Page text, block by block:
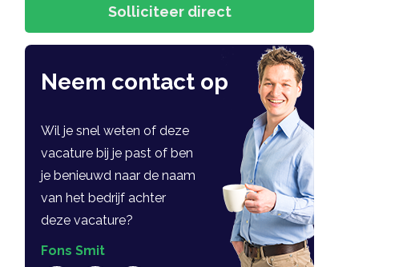
Neem contact op
Wil je snel weten of deze
vacature bij je past of ben
je benieuwd naar de naam
van het bedrijf achter
deze vacature?
Fons Smit